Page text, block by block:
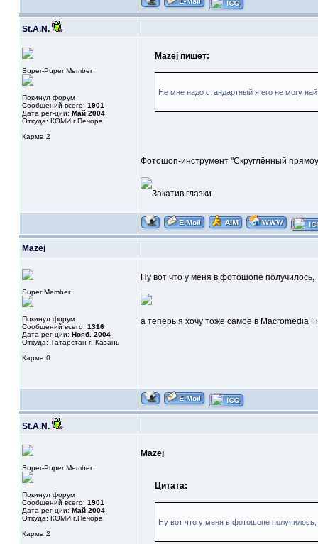
St.A.N.
Super-Puper Member
Покинул форум
Сообщений всего: 1901
Дата рег-ции: Май 2004
Откуда: КОМИ г.Печора
Карма 2
Mazej пишет:
Не мне надо стандартный я его не могу
Фотошоп-инструмент "Скруглённый
Mazej
Super Member
Покинул форум
Сообщений всего: 1316
Дата рег-ции: Нояб. 2004
Откуда: Татарстан г. Казань
Карма 0
Ну вот что у меня в фотошопе получилось,
а теперь я хочу тоже самое в Macromedia
St.A.N.
Super-Puper Member
Покинул форум
Сообщений всего: 1901
Дата рег-ции: Май 2004
Откуда: КОМИ г.Печора
Карма 2
Mazej
Цитата:
Ну вот что у меня в фотошопе получилось,